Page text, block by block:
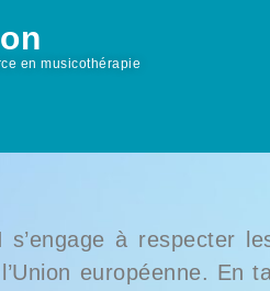
en musicothérapie
s’engage à respecter
européenne. En